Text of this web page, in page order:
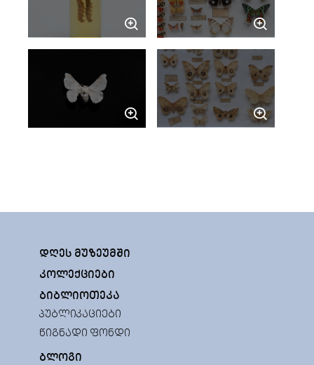
ᲓᲦᲔᲡ ᲛᲣᲖᲔᲣᲛᲨᲘ
ᲙᲝᲚᲔᲥᲪᲘᲔᲑᲘ
ᲑᲘᲑᲚᲘᲝᲗᲔᲙᲐ
ᲞᲣᲑᲚᲘᲙᲐᲪᲘᲔᲑᲘ
ᲬᲘᲒᲜᲐᲓᲘ ᲤᲝᲜᲓᲘ
ᲑᲚᲝᲒᲘ